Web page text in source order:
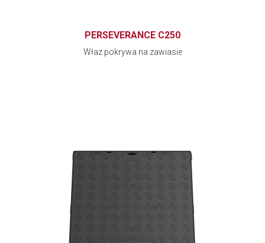
PERSEVERANCE C250
Właz pokrywa na zawiasie